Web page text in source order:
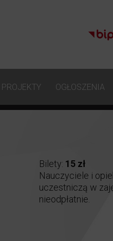
PROJEKTY OGŁOSZENIA
Bilety: 15 zł
Nauczyciele i
uczestniczą w
nieodpłatnie.